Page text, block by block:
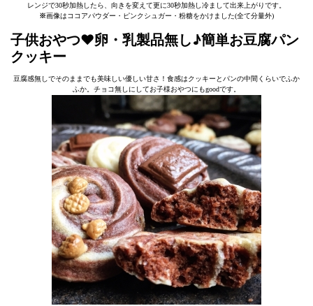
レンジで30秒加熱したら、向きを変えて更に30秒加熱し冷まして出来上がりです。
※画像はココアパウダー・ピンクシュガー・粉糖をかけました(全て分量外)
子供おやつ♥卵・乳製品無し♪簡単お豆腐パン
クッキー
豆腐感無しでそのままでも美味しい優しい甘さ！食感はクッキーとパンの中間くらいでふか
ふか。チョコ無しにしてお子様おやつにもgoodです。